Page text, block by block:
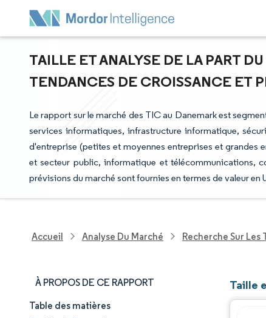
TAILLE ET ANALYSE DE LA PART
TENDANCES DE CROISSANCE ET
Le rapport sur le marché des TIC au Danemark est
services informatiques, infrastructure informatique,
d'entreprise (petites et moyennes entreprises et grandes
et secteur public, informatique et télécommunications,
prévisions du marché sont fournies en termes de valeur en
Accueil Analyse Du Marché Recherche Sur
À PROPOS DE CE RAPPORT
Taille et part de marché
Table des matières
Taille